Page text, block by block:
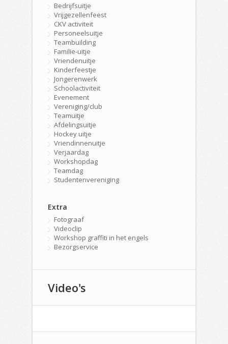
Bedrijfsuitje
Vrijgezellenfeest
CKV activiteit
Personeelsuitje
Teambuilding
Familie-uitje
Vriendenuitje
Kinderfeestje
Jongerenwerk
Schoolactiviteit
Evenement
Vereniging/club
Teamuitje
Afdelingsuitje
Hockey uitje
Vriendinnenuitje
Verjaardag
Workshopdag
Teamdag
Studentenvereniging
Extra
Fotograaf
Videoclip
Workshop graffiti in het engels
Bezorgservice
Video's